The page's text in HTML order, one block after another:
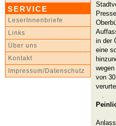
SERVICE
LeserInnenbriefe
Links
Über uns
Kontakt
Impressum/Datenschutz
in der
eine
von
.